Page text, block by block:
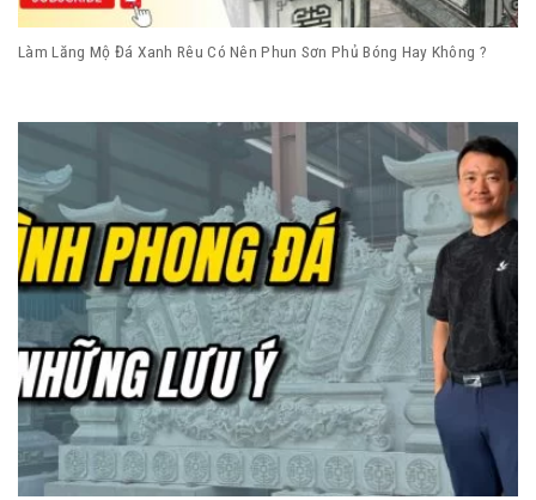
Làm Lăng Mộ Đá Xanh Rêu Có Nên Phun Sơn Phủ Bóng Hay Không ?